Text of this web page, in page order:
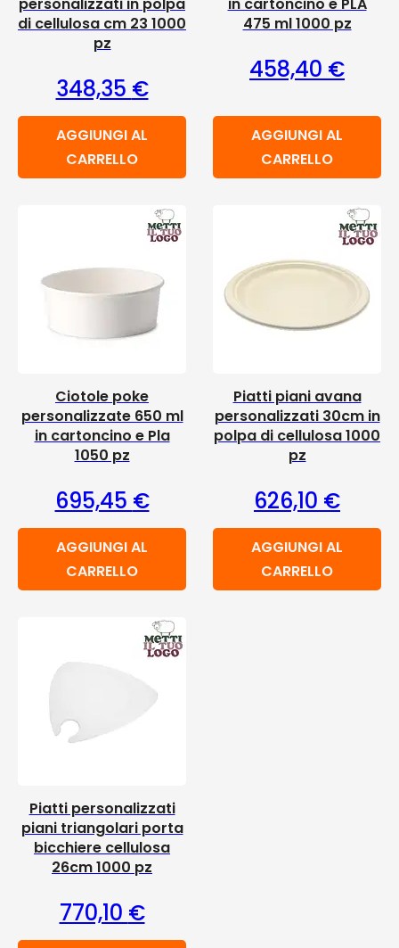
di cellulosa cm 23 1000
pz
348,35 €
AGGIUNGI AL
CARRELLO
475 ml 1000 pz
458,40 €
AGGIUNGI AL
CARRELLO
Ciotole poke
personalizzate 650 ml
in cartoncino e Pla
1050 pz
695,45 €
AGGIUNGI AL
CARRELLO
Piatti piani avana
personalizzati 30cm in
polpa di cellulosa 1000
pz
626,10 €
AGGIUNGI AL
CARRELLO
Piatti personalizzati
piani triangolari porta
bicchiere cellulosa
26cm 1000 pz
770,10 €